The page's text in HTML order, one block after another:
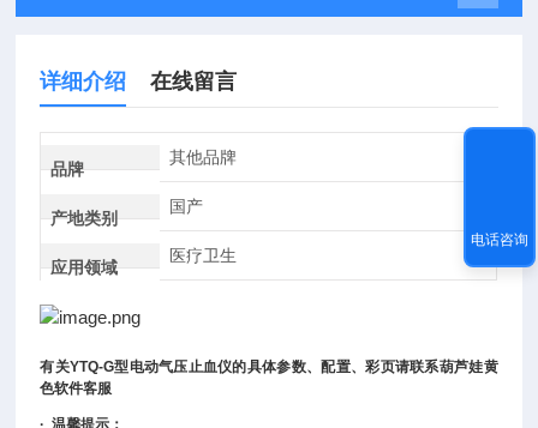
详细介绍 在线留言
品牌
其他品牌
产地类别
国产
应用领域
医疗卫生
有关YTQ-G型电动气压止血仪的具体参数、配置、彩页请联系葫芦娃黄
色软件客服
·温馨提示：
电话咨询